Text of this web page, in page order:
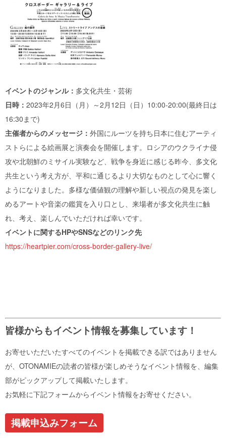
イベントのジャンル： 多文化共生・芸術
日時： 2023年2月6日（月）～2月12日（日）10:00-20:00(最終日は
16:30まで)
主催者からのメッセージ： 外国にルーツを持ち日本に住むアーティ
ストらによる絵画展と演奏会を開催します。ロシアのウクライナ侵
攻や北朝鮮のミサイル実験など、戦争を身近に感じる昨今、多文化
共生という考え方が、平和に通じるより大切なものとして心に響く
ようになりました。多様な価値観の理解や新しい視点の発見を楽し
めるアートや音楽の鑑賞を入り口とし、来場者が多文化共生に触
れ、考え、楽しんでいただければ幸いです。
イベントに関するHPやSNSなどのリンク先
https://heartpier.com/cross-border-gallery-live/
皆様からもイベント情報を募集しています！
お寄せいただいたすべてのイベントを掲載できる訳ではありません
が、OTONAMIEの読者の皆様が楽しめそうなイベント情報を、編集
部がピックアップして掲載いたします。
お気軽に下記フォームからイベント情報をお寄せください。
掲載申込みフォーム